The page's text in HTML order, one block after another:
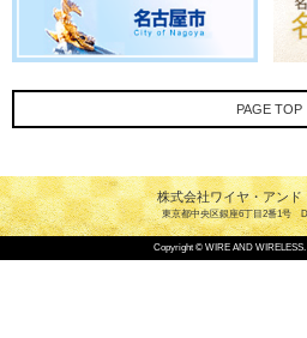
PAGE TOP
株式会社ワイヤ・アンド
東京都中央区銀座6丁目2番1号
Copyright © WIRE AND WIRELESS.